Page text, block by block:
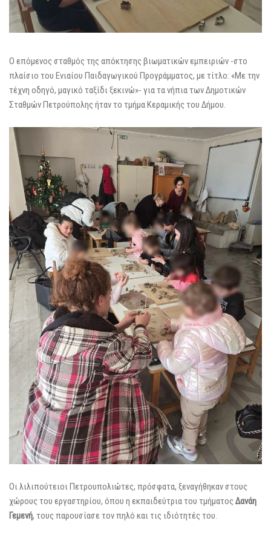
Ο επόμενος σταθμός της απόκτησης βιωματικών εμπειριών -στο
πλαίσιο του Ενιαίου Παιδαγωγικού Προγράμματος, με τίτλο: «Με την
τέχνη οδηγό, μαγικό ταξίδι ξεκινώ»- για τα νήπια των Δημοτικών
Σταθμών Πετρούπολης ήταν το τμήμα Κεραμικής του Δήμου.
Οι λιλιπούτειοι Πετρουπολιώτες, πρόσφατα, ξεναγήθηκαν στους
χώρους του εργαστηρίου, όπου η εκπαιδεύτρια του τμήματος Δανάη
Γεμενή, τους παρουσίασε τον πηλό και τις ιδιότητές του.